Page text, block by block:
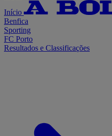
Início
Benfica
Sporting
FC Porto
Resultados e Classificações